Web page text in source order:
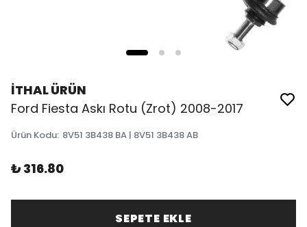
İTHAL ÜRÜN
Ford Fiesta Askı Rotu (Zrot) 2008-2017
Ürün Kodu: 8V51 3B438 BA | 8V51 3B438 AB
₺ 316.80
SEPETE EKLE